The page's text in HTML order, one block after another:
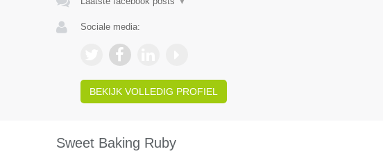
Sociale media:
BEKIJK VOLLEDIG PROFIEL
Sweet Baking Ruby